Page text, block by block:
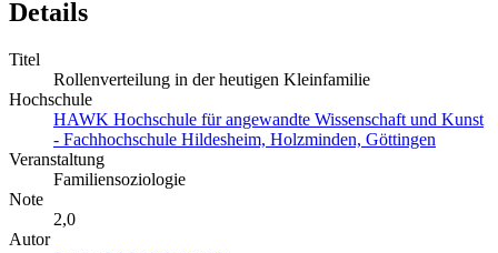
Details
Titel
Rollenverteilung in der heutigen Kleinfamilie
Hochschule
HAWK Hochschule für angewandte Wissenschaft und Kunst
- Fachhochschule Hildesheim, Holzminden, Göttingen
Veranstaltung
Familiensoziologie
Note
2,0
Autor